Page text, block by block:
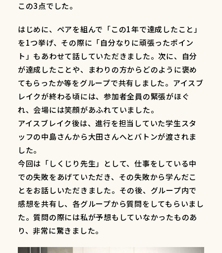
この3点でした。
はじめに、ペアを組んで「この1年で達成したこと」
を1つ挙げ、その際に「自分なりに頑張ったポイン
ト」もあわせて話していただきました。次に、自分
が達成したことや、まわりの方からどのように褒め
てもらったか等をグループで共有しました。アイスブ
レイクが終わる頃には、参加者全員の緊張がほぐ
れ、会場には笑顔があふれていました。
アイスブレイク後は、進行を担当していた学生スタ
ッフの中島さんから大田さんへとバトンが渡されま
した。
今回は「しくじり先生」として、仕事をしている中
での失敗をあげていただき、その失敗から学んだこ
とをお話しいただきました。その後、グループ内で
感想を共有し、各グループから質問をしてもらいまし
た。質問の際には私が予想もしていなかったものあ
り、非常に驚きました。